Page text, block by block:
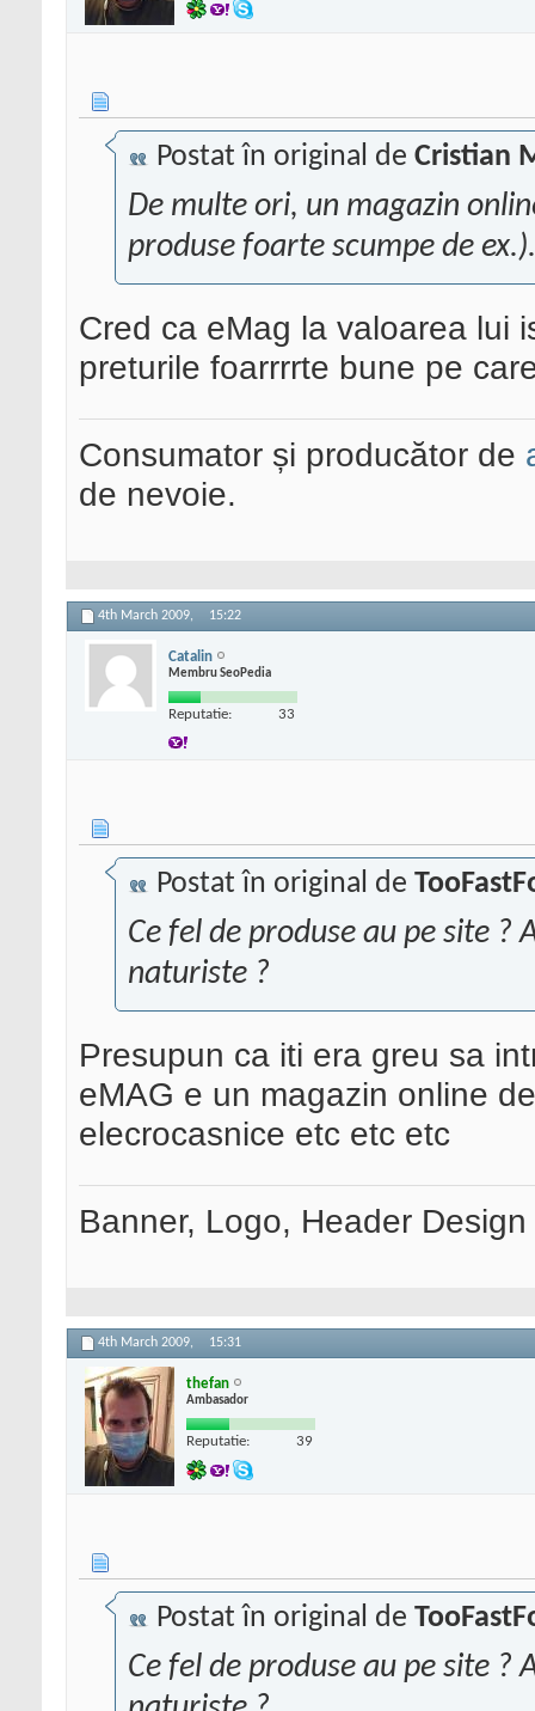
Postat în original de Cristian
De multe ori, un magazin
produse foarte scumpe de ex.).
Cred ca eMag la valoarea lui
preturile foarrrrte bune pe
Consumator și producător de
de nevoie.
4th March 2009, 15:22
Catalin
Membru SeoPedia
Reputatie: 33
Postat în original de
Ce fel de produse au pe site ?
naturiste ?
Presupun ca iti era greu sa
eMAG e un magazin online
elecrocasnice etc etc etc
Banner, Logo, Header
4th March 2009, 15:31
thefan
Ambasador
Reputatie: 39
Postat în original de
Ce fel de produse au pe site ?